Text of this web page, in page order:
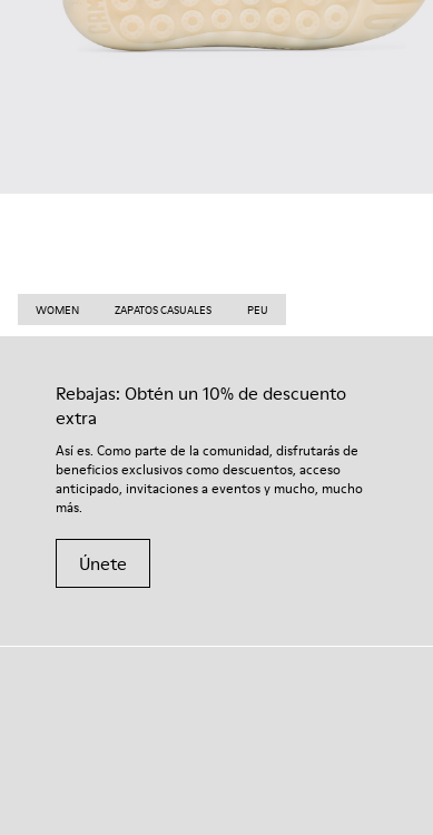
WOMEN ZAPATOS CASUALES PEU
Rebajas: Obtén un 10% de descuento
extra
Así es. Como parte de la comunidad, disfrutarás de
beneficios exclusivos como descuentos, acceso
anticipado, invitaciones a eventos y mucho, mucho
más.
Únete